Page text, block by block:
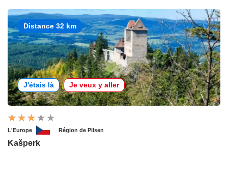
Distance 32 km
J'étais là Je veux y aller
L'Europe Région de Pilsen
Kašperk